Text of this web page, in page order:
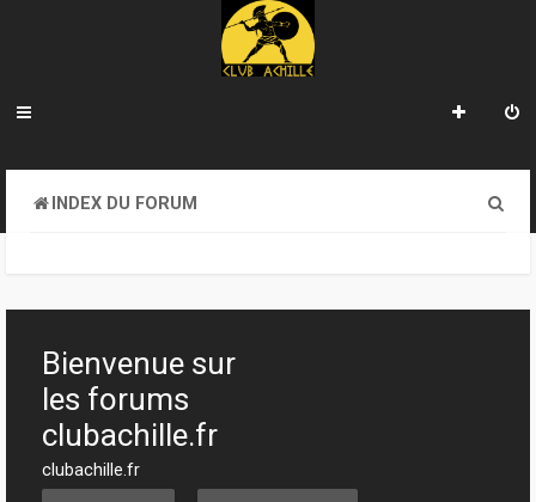
INDEX DU FORUM
h
Bienvenue sur
les forums
clubachille.fr
clubachille.fr